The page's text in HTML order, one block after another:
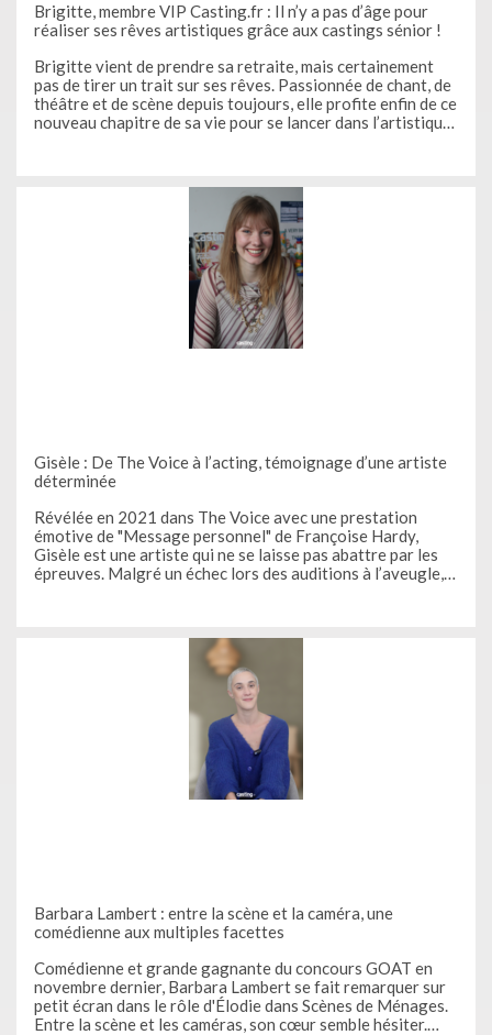
Brigitte, membre VIP Casting.fr : Il n’y a pas d’âge pour
réaliser ses rêves artistiques grâce aux castings sénior !
Brigitte vient de prendre sa retraite, mais certainement
pas de tirer un trait sur ses rêves. Passionnée de chant, de
théâtre et de scène depuis toujours, elle profite enfin de ce
nouveau chapitre de sa vie pour se lancer dans l’artistique.
Gisèle : De The Voice à l’acting, témoignage d’une artiste
déterminée
Révélée en 2021 dans The Voice avec une prestation
émotive de "Message personnel" de Françoise Hardy,
Gisèle est une artiste qui ne se laisse pas abattre par les
épreuves. Malgré un échec lors des auditions à l’aveugle,
Barbara Lambert : entre la scène et la caméra, une
comédienne aux multiples facettes
Comédienne et grande gagnante du concours GOAT en
novembre dernier, Barbara Lambert se fait remarquer sur
petit écran dans le rôle d'Élodie dans Scènes de Ménages.
Entre la scène et les caméras, son cœur semble hésiter.